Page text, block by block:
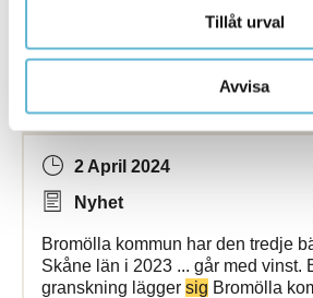
Tillåt urval
Avvisa
[Arkiverad] Företagen i
åter på skånska tillväxtpallen
2 April 2024
Nyhet
Bromölla kommun har den tredje
Skåne län i 2023 ... går med vinst.
granskning lägger sig Bromölla